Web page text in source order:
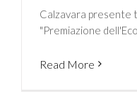
Calzavara presente
"Premiazione
Read More